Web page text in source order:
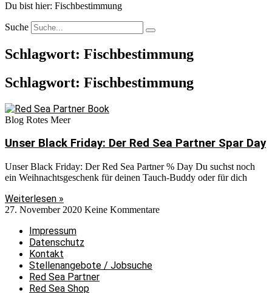
Du bist hier: Fischbestimmung
Suche
Schlagwort: Fischbestimmung
Schlagwort: Fischbestimmung
Blog Rotes Meer
Unser Black Friday: Der Red Sea Partner Spar Day
Unser Black Friday: Der Red Sea Partner % Day Du suchst noch
ein Weihnachtsgeschenk für deinen Tauch-Buddy oder für dich
Weiterlesen »
27. November 2020 Keine Kommentare
Impressum
Datenschutz
Kontakt
Stellenangebote / Jobsuche
Red Sea Partner
Red Sea Shop